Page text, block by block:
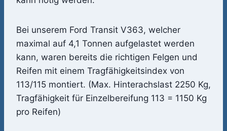
Bei unserem Ford Transit V363, welcher
maximal auf 4,1 Tonnen aufgelastet werden
kann, waren bereits die richtigen Felgen und
Reifen mit einem Tragfähigkeitsindex von
113/115 montiert. (Max. Hinterachslast 2250 Kg,
Tragfähigkeit für Einzelbereifung 113 = 1150 Kg
pro Reifen)